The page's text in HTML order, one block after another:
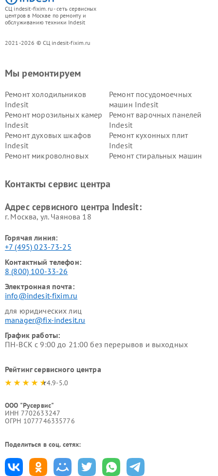
СЦ indesit-fixim.ru - сеть сервисных
центров в Москве по ремонту и
обслуживанию техники Indesit
2021-2026 © СЦ indesit-fixim.ru
Мы ремонтируем
Ремонт холодильников
Indesit
Ремонт посудомоечных
машин Indesit
Ремонт морозильных камер
Indesit
Ремонт варочных панелей
Indesit
Ремонт духовых шкафов
Indesit
Ремонт кухонных плит
Indesit
Ремонт микроволновых
Ремонт стиральных машин
Indesit
Indesit
Контакты сервис центра
Адрес сервисного центра Indesit:
г. Москва, ул. Чаянова 18
Горячая линия:
+7 (495) 023-73-25
Контактный телефон:
8 (800) 100-33-26
Электронная почта:
info@indesit-fixim.ru
для юридических лиц
manager@fix-indesit.ru
График работы:
ПН-ВСК с 9:00 до 21:00 без перерывов и выходных
Рейтинг сервисного центра
4.9-5.0
ООО "Русервис"
ИНН 7702633247
ОГРН 1077746335776
Поделиться в соц. сетях: